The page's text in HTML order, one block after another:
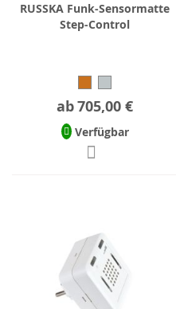
RUSSKA Funk-Sensormatte
Step-Control
ab705,00 €
Verfügbar